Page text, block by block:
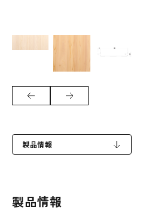
製品情報
製品情報